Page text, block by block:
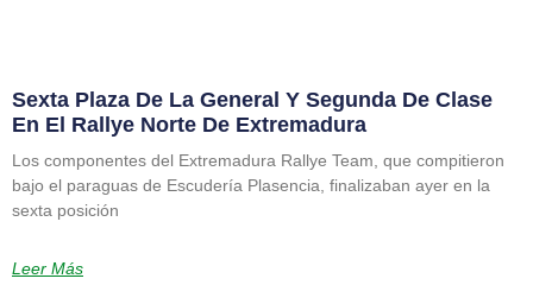
Sexta Plaza De La General Y Segunda De Clase
En El Rallye Norte De Extremadura
Los componentes del Extremadura Rallye Team, que compitieron
bajo el paraguas de Escudería Plasencia, finalizaban ayer en la
sexta posición
Leer Más